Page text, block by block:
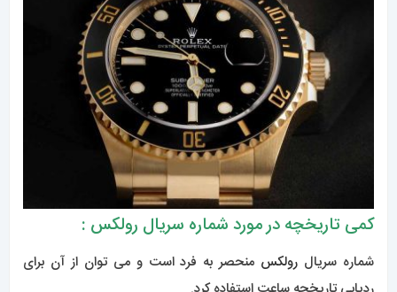
کمی تاریخچه در مورد شماره سریال رولکس :
شماره سریال رولکس منحصر به فرد است و می توان از آن برای